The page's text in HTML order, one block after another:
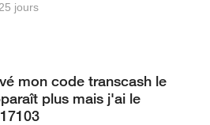
jours
mon code transcash le
plus mais j'ai le